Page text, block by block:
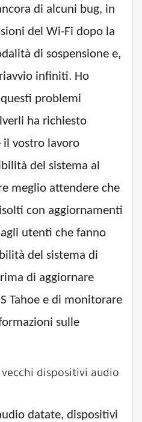
di alcuni bug, in
del Wi-Fi dopo la
di sospensione e,
infiniti. Ho
problemi
ha richiesto
il vostro lavoro
del sistema al
meglio attendere che
con aggiornamenti
utenti che fanno
del sistema di
di aggiornare
Tahoe e di monitorare
sulle
dispositivi audio
datate, dispositivi